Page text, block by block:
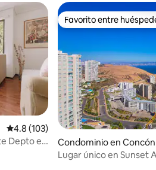
Calificación promedio: 4.8 de 5; 103
4.8 (103)
Depto en
Favorito entre
Favorito entre
Condominio en Concón
Lugar único en Sunset